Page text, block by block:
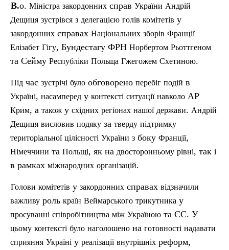
В.о. Міністра закордонних справ України Андрій
Дещиця зустрівся з делегацією голів комітетів у
закордонних справах Національних зборів Франції
Елізабет Гігу, Бундестагу ФРН Норбертом Рьоттгеном
та Сейму Республіки Польща Гжегожем Схетиною.
Під час зустрічі було обговорено перебіг подій в
Україні, насамперед у контексті ситуації навколо АР
Крим, а також у східних регіонах нашої держави. Андрій
Дещиця висловив подяку за тверду підтримку
територіальної цілісності України з боку Франції,
Німеччини та Польщі, як на двосторонньому рівні, так і
в рамках міжнародних організацій.
Голови комітетів у закордонних справах відзначили
важливу роль країн Веймарського трикутника у
просуванні співробітництва між Україною та ЄС. У
цьому контексті було наголошено на готовності надавати
сприяння Україні у реалізації внутрішніх реформ,